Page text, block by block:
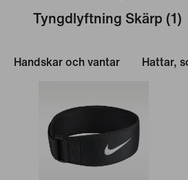
Tyngdlyftning Skärp (1)
Handskar och vantar Hattar,